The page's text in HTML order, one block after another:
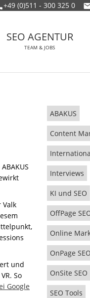
+49 (0)511 - 300 325 0
SEO AGENTUR
TEAM & JOBS
Valk
und
So
Google
ABAKUS
Content
Interviews
KI und SEO
OffPage
Online
OnPage SEO
OnSite SEO
SEO Tools